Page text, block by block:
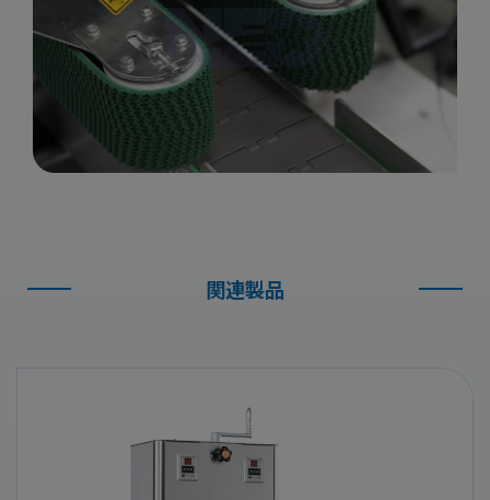
関連製品